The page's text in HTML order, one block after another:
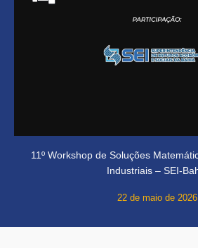
11º Workshop de Soluções
Industriais – SEI-
22 de maio de 2026